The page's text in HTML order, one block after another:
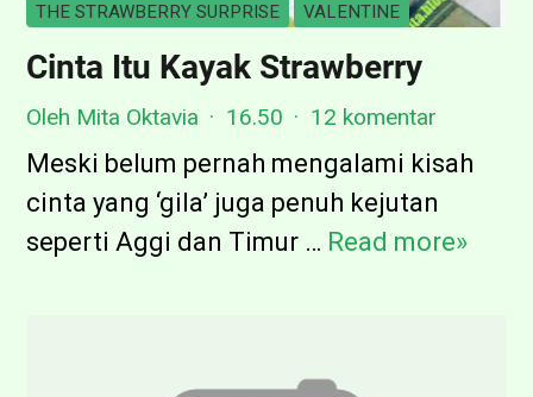
THE STRAWBERRY SURPRISE
VALENTINE
Cinta Itu Kayak Strawberry
Oleh Mita Oktavia 16.50 12 komentar
Meski belum pernah mengalami kisah
cinta yang ‘gila’ juga penuh kejutan
seperti Aggi dan Timur … Read more»